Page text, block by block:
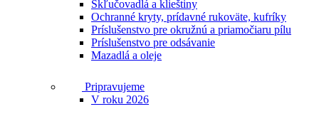
Skľučovadlá a klieštiny
Ochranné kryty, prídavné rukoväte, kufríky
Príslušenstvo pre okružnú a priamočiaru pílu
Príslušenstvo pre odsávanie
Mazadlá a oleje
Pripravujeme
V roku 2026